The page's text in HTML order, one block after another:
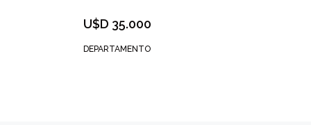
U$D 35.000
DEPARTAMENTO